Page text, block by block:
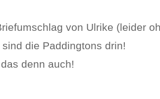
von Ulrike (leider
die Paddingtons drin!
denn auch!